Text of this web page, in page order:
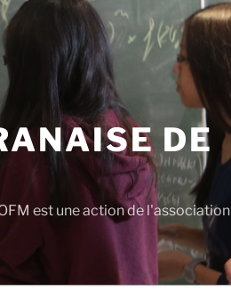
DE
est une action de l'association